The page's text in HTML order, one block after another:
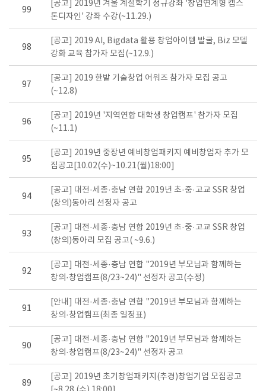
99
[공고] 2019년 겨울 계절학기 정규강좌 '창업연계형 캡스
톤디자인' 강좌 수강(~11.29.)
98
[공고] 2019 AI, Bigdata 활용 창업아이템 발굴, Biz 모델
강화 교육 참가자 모집(~12.9.)
97
[공고] 2019 한밭 기술창업 어워즈 참가자 모집 공고
(~12.8)
96
[공고] 2019년 '지역연합 대학생 창업캠프' 참가자 모집
(~11.1)
95
[공고] 2019년 중장년 예비창업패키지 예비창업자 추가 모
집공고[10.02(수)~10.21(월)18:00]
94
[공고] 대전·세종·충남 연합 2019년 초·중·고교 SSR 창업
(창의)동아리 선정자 공고
93
[공고] 대전·세종·충남 연합 2019년 초·중·고교 SSR 창업
(창의)동아리 모집 공고( ~9.6.)
92
[공고] 대전·세종·충남 연합 "2019년 부모님과 함께하는
창의·창업캠프(8/23~24)" 선정자 공고(수정)
91
[안내] 대전·세종·충남 연합 "2019년 부모님과 함께하는
창의·창업캠프(최종 일정표)
90
[공고] 대전·세종·충남 연합 "2019년 부모님과 함께하는
창의·창업캠프(8/23~24)" 선정자 공고
89
[공고] 2019년 초기창업패키지(추경)창업기업 모집공고